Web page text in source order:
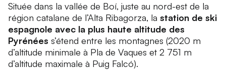
Située dans la vallée de Boí, juste au nord-est de la
région catalane de l’Alta Ribagorza, la station de ski
espagnole avec la plus haute altitude des
Pyrénées s’étend entre les montagnes (2020 m
d’altitude minimale à Pla de Vaques et 2 751 m
d’altitude maximale à Puig Falcó).